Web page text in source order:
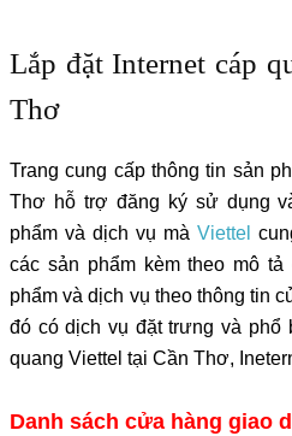
Lắp đặt Internet cáp
Thơ
Trang cung cấp thông tin sản
Thơ hỗ trợ đăng ký sử dụng
phẩm và dịch vụ mà Viettel
các sản phẩm kèm theo mô
phẩm và dịch vụ theo thông tin
đó có dịch vụ đặt trưng và phổ
quang Viettel tại Cần Thơ,
Danh sách cửa hàng giao